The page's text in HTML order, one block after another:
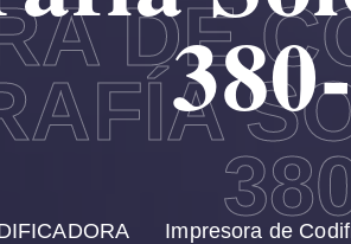
DE
Impresora de